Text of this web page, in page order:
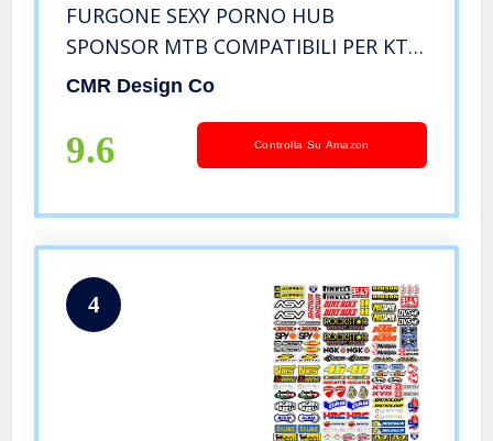
FURGONE SEXY PORNO HUB
SPONSOR MTB COMPATIBILI PER KTM
HONDA YAMAHA CROSS ENDURO
CMR Design Co
9.6 Controlla Su Amazon
4